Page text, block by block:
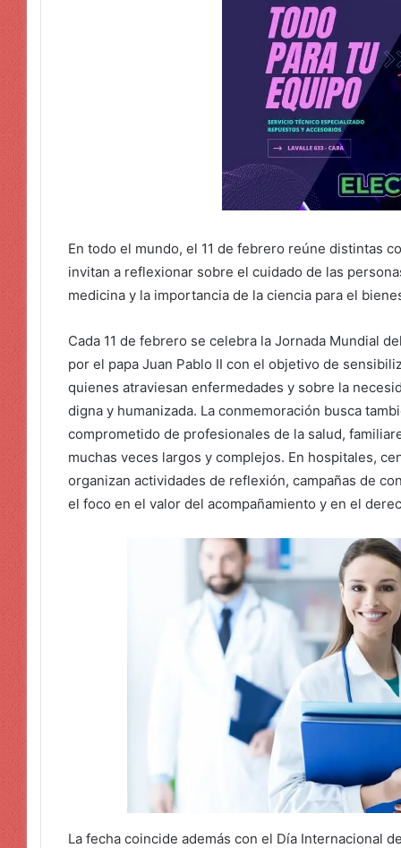
En todo el mundo, el 11 de febrero reúne distintas
invitan a reflexionar sobre el cuidado de las
medicina y la importancia de la ciencia para el
Cada 11 de febrero se celebra la Jornada Mundial
por el papa Juan Pablo II con el objetivo de
quienes atraviesan enfermedades y sobre la
digna y humanizada. La conmemoración busca
comprometido de profesionales de la salud,
muchas veces largos y complejos. En hospitales,
organizan actividades de reflexión, campañas de
el foco en el valor del acompañamiento y en el
La fecha coincide además con el Día Internacional